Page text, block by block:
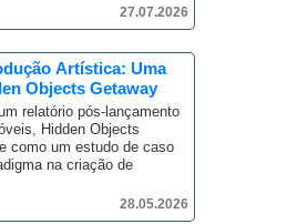
27.07.2026
Artística: Uma
Objects Getaway
relatório pós-lançamento
Hidden Objects
como um estudo de caso
na criação de
28.05.2026